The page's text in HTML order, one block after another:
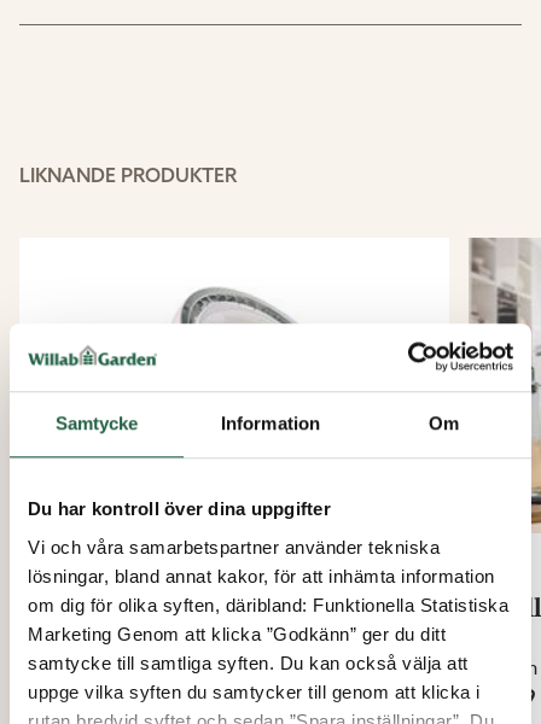
Samtycke Information Om
Du har kontroll över dina uppgifter
Vi och våra samarbetspartner använder tekniska
lösningar, bland annat kakor, för att inhämta information
om dig för olika syften, däribland: Funktionella Statistiska
Marketing Genom att klicka ”Godkänn” ger du ditt
samtycke till samtliga syften. Du kan också välja att
uppge vilka syften du samtycker till genom att klicka i
LIKNANDE PRODUKTER
Växtlampa Vinter
Från
499 kr
Från